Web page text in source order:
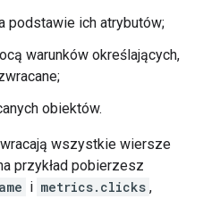
podstawie ich atrybutów;
warunków określających,
obiektów.
wszystkie wiersze
przykład pobierzesz
i metrics.clicks ,